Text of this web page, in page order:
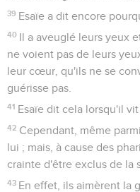
39 Esaïe a dit encore
40 Il a aveuglé leurs yeux
ne voient pas de leurs
leur cœur, qu'ils ne se
guérisse pas.
41 Esaïe dit cela lorsqu'il
42 Cependant, même
lui ; mais, à cause des
crainte d'être exclus de la
43 En effet, ils aimèrent la